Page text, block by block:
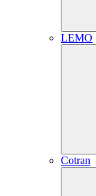
LEMO
Cotran